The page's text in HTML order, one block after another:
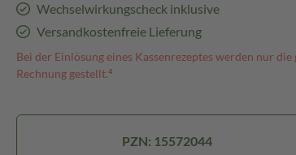
Wechselwirkungscheck inklusive
Versandkostenfreie Lieferung
Bei der Einlösung eines Kassenrezeptes werden nur
Rechnung gestellt.⁴
PZN: 15572044